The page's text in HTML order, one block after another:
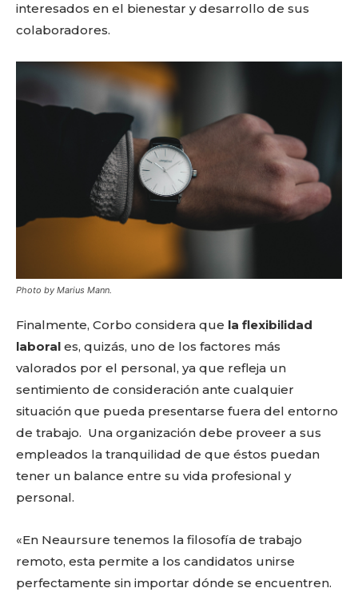
interesados en el bienestar y desarrollo de sus
colaboradores.
Photo by Marius Mann.
Finalmente, Corbo considera que la flexibilidad
laboral es, quizás, uno de los factores más
valorados por el personal, ya que refleja un
sentimiento de consideración ante cualquier
situación que pueda presentarse fuera del entorno
de trabajo. Una organización debe proveer a sus
empleados la tranquilidad de que éstos puedan
tener un balance entre su vida profesional y
personal.
«En Neaursure tenemos la filosofía de trabajo
remoto, esta permite a los candidatos unirse
perfectamente sin importar dónde se encuentren.